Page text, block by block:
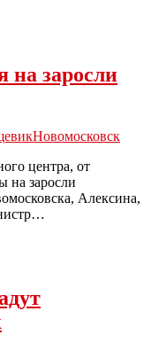
на заросли
Новомосковск
центра, от
на заросли
Алексина,